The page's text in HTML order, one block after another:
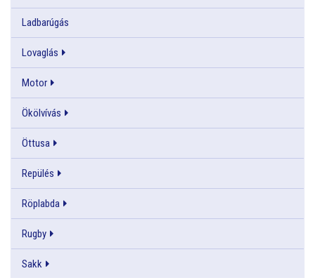
Ladbarúgás
Lovaglás
Motor
Ökölvívás
Öttusa
Repülés
Röplabda
Rugby
Sakk